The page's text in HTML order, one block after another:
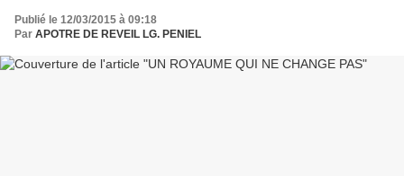
Publié le 12/03/2015 à 09:18
Par APOTRE DE REVEIL LG. PENIEL